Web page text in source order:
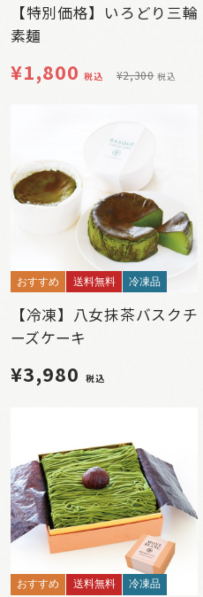
【特別価格】いろどり三輪
素麺
¥1,800 税込 ¥2,300 税込
おすすめ 送料無料 冷凍品
【冷凍】八女抹茶バスクチ
ーズケーキ
¥3,980 税込
おすすめ 送料無料 冷凍品